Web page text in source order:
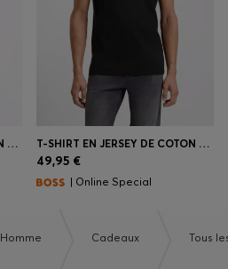
T-SHIRT EN JERSEY DE COTON AVEC LOGO T-SHIRT EN JERSEY DE COTON AVEC DÉTAIL LOGOTÉ
49,95 €
| Online Special
Homme Cadeaux Tous